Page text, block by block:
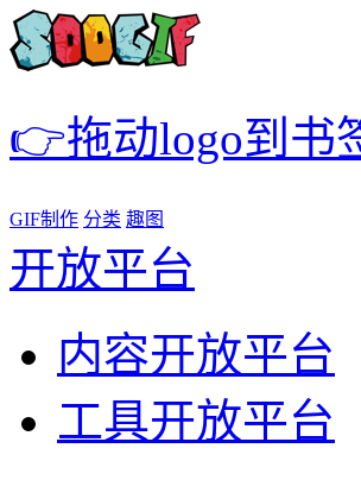
👉拖动logo到书
GIF制作 分类 趣图
开放平台
内容开放平台
工具开放平台